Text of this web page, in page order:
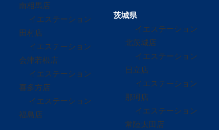
南相馬店
イエステーション
田村店
イエステーション
会津若松店
イエステーション
喜多方店
イエステーション
福島店
茨城県
イエステーション
北茨城店
イエステーション
日立店
イエステーション
那珂店
イエステーション
常陸太田店